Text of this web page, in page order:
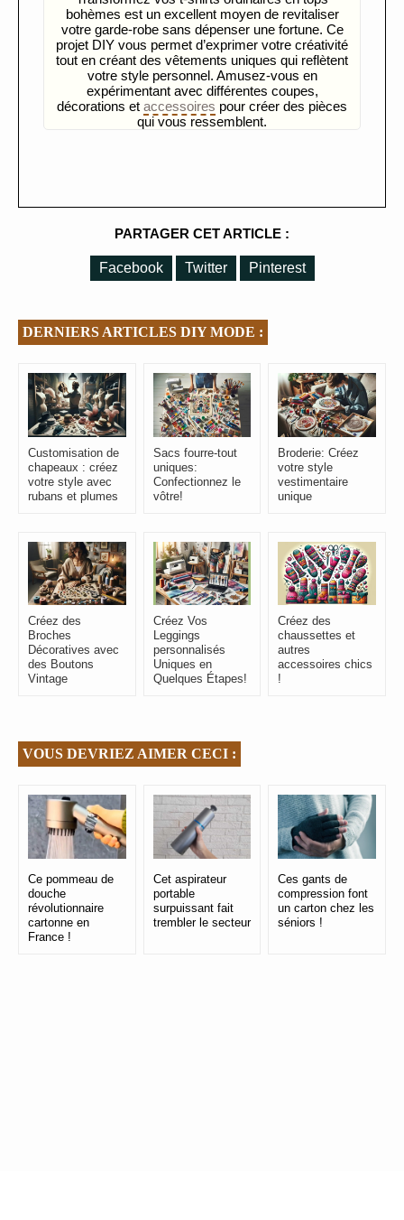
bohèmes est un excellent moyen de revitaliser
votre garde-robe sans dépenser une fortune. Ce
projet DIY vous permet d’exprimer votre créativité
tout en créant des vêtements uniques qui reflètent
votre style personnel. Amusez-vous en
expérimentant avec différentes coupes,
décorations et accessoires pour créer des pièces
qui vous ressemblent.
PARTAGER CET ARTICLE :
Facebook Twitter Pinterest
DERNIERS ARTICLES DIY MODE :
Customisation de
chapeaux : créez
votre style avec
rubans et plumes
Sacs fourre-tout
uniques:
Confectionnez le
vôtre!
Broderie: Créez
votre style
vestimentaire
unique
Créez des
Broches
Décoratives avec
des Boutons
Vintage
Créez Vos
Leggings
personnalisés
Uniques en
Quelques Étapes!
Créez des
chaussettes et
autres
accessoires chics
!
VOUS DEVRIEZ AIMER CECI :
Ce pommeau de
douche
révolutionnaire
cartonne en
France !
Cet aspirateur
portable
surpuissant fait
trembler le secteur
Ces gants de
compression font
un carton chez les
séniors !